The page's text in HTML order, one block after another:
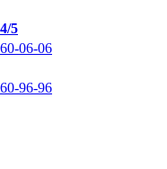
5
06-06
96-96